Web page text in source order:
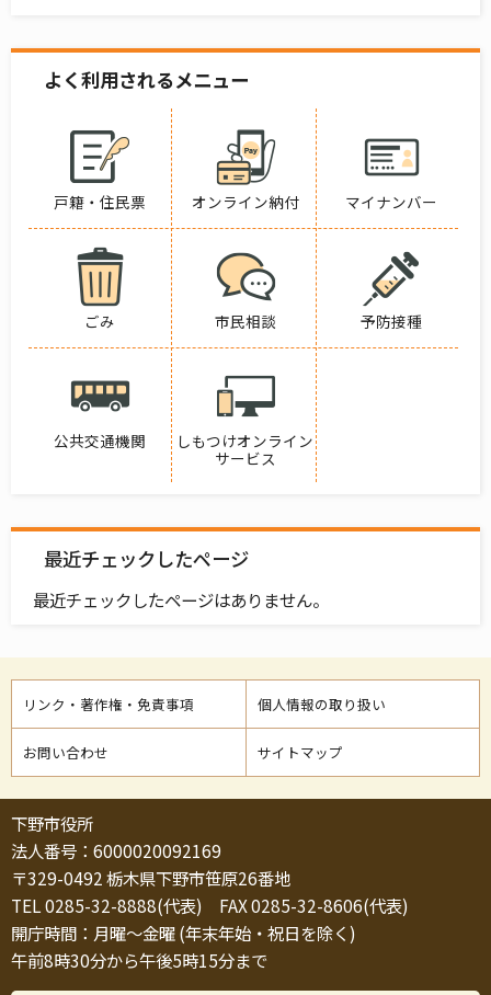
よく利用されるメニュー
戸籍・住民票 オンライン納付 マイナンバー
ごみ 市民相談 予防接種
公共交通機関
しもつけオンライン
サービス
最近チェックしたページ
最近チェックしたページはありません。
リンク・著作権・免責事項 個人情報の取り扱い
お問い合わせ サイトマップ
下野市役所
法人番号：6000020092169
〒329-0492 栃木県下野市笹原26番地
TEL 0285-32-8888(代表) FAX 0285-32-8606(代表)
開庁時間：月曜～金曜 (年末年始・祝日を除く)
午前8時30分から午後5時15分まで